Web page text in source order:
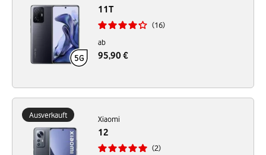
11T
16
ab
95,90 €
Ausverkauft Xiaomi
12
2